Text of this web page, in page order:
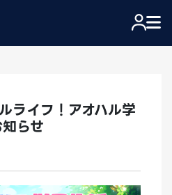
ライフ！アオハル学
らせ